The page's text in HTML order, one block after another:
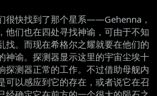
很快找到了那个星系——Gehenna，
他们也在四处寻找神谕，可由于不知
找。而现在希格尔之耀就要在他们的
神谕。探测器显示这里的宇宙尘埃十
探测器正常的工作。不过借助母舰内
可以感应到它的存在，或者说它在召